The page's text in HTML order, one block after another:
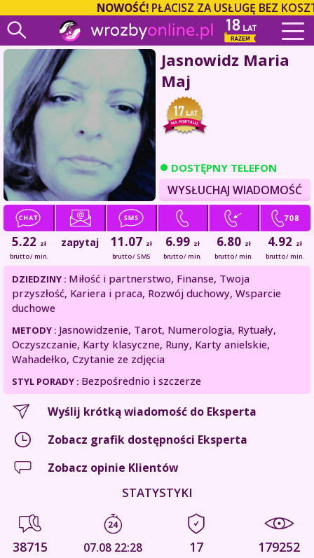
NOWOŚĆ!PŁACISZ ZA USŁUGĘ BEZ
Jasnowidz Maria
Maj
DOSTĘPNY TELEFON
WYSŁUCHAJ WIADOMOŚĆ
5.22 zł
brutto / min.
zapytaj 11.07 zł
brutto / SMS
6.99 zł
brutto / min.
6.80 zł
brutto / min.
4.92 zł
brutto / min.
DZIEDZINY : Miłość i partnerstwo, Finanse, Twoja
przyszłość, Kariera i praca, Rozwój duchowy, Wsparcie
duchowe
METODY : Jasnowidzenie, Tarot, Numerologia, Rytuały,
Oczyszczanie, Karty klasyczne, Runy, Karty anielskie,
Wahadełko, Czytanie ze zdjęcia
STYL PORADY : Bezpośrednio i szczerze
Wyślij krótką wiadomość do Eksperta
Zobacz grafik dostępności Eksperta
Zobacz opinie Klientów
STATYSTYKI
38715 07.08 22:28 17 179252